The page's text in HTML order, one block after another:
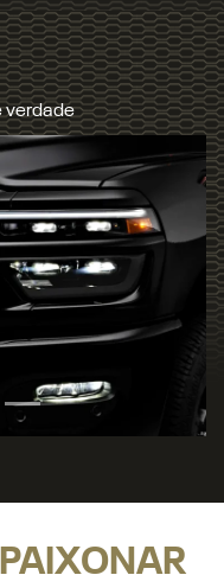
verdade